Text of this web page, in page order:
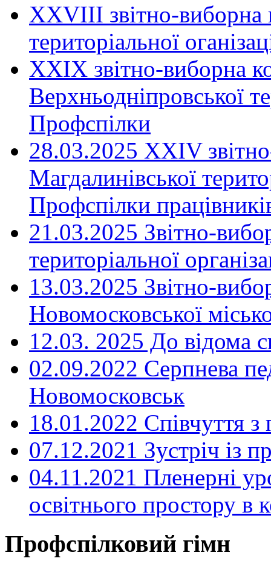
ХХVIII звітно-виборна
територіальної
XXIX звітно-виборна
Верхньодніпровської
Профспілки
28.03.2025 ХХІV
Магдалинівської
Профспілки
21.03.2025 Звітно-
територіальної
13.03.2025 Звітно-
Новомосковської
12.03. 2025 До відома
02.09.2022 Серпнева
Новомосковськ
18.01.2022 Співчуття з
07.12.2021 Зустріч із
04.11.2021 Пленерні
освітнього простору
Профспілковий гімн